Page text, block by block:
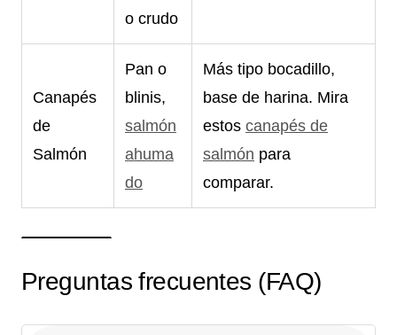
o crudo
Canapés
de
Salmón
Pan o
blinis,
salmón
ahuma
do
Más tipo bocadillo,
base de harina. Mira
estos canapés de
salmón para
comparar.
Preguntas frecuentes (FAQ)